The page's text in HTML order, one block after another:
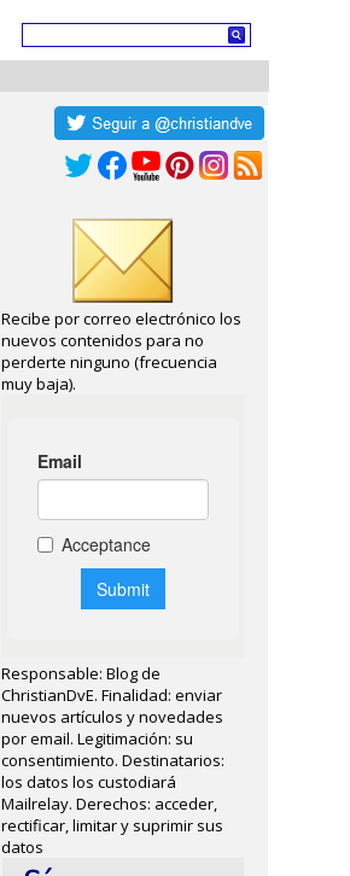
Recibe por correo electrónico los
nuevos contenidos para no
perderte ninguno (frecuencia
muy baja).
Responsable: Blog de
ChristianDvE. Finalidad: enviar
nuevos artículos y novedades
por email. Legitimación: su
consentimiento. Destinatarios:
los datos los custodiará
Mailrelay. Derechos: acceder,
rectificar, limitar y suprimir sus
datos